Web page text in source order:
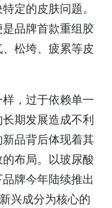
定的皮肤问题。
品牌首款重组胶
松垮、疲累等皮
，过于依赖单一
期发展造成不利
品背后体现着其
布局。以玻尿酸
牌今年陆续推出
兴成分为核心的